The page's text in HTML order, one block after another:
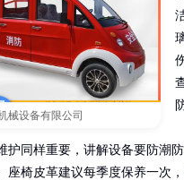
械设备有限公司
护同样重要，讲解设备要防潮
座椅皮革建议每季度保养一次